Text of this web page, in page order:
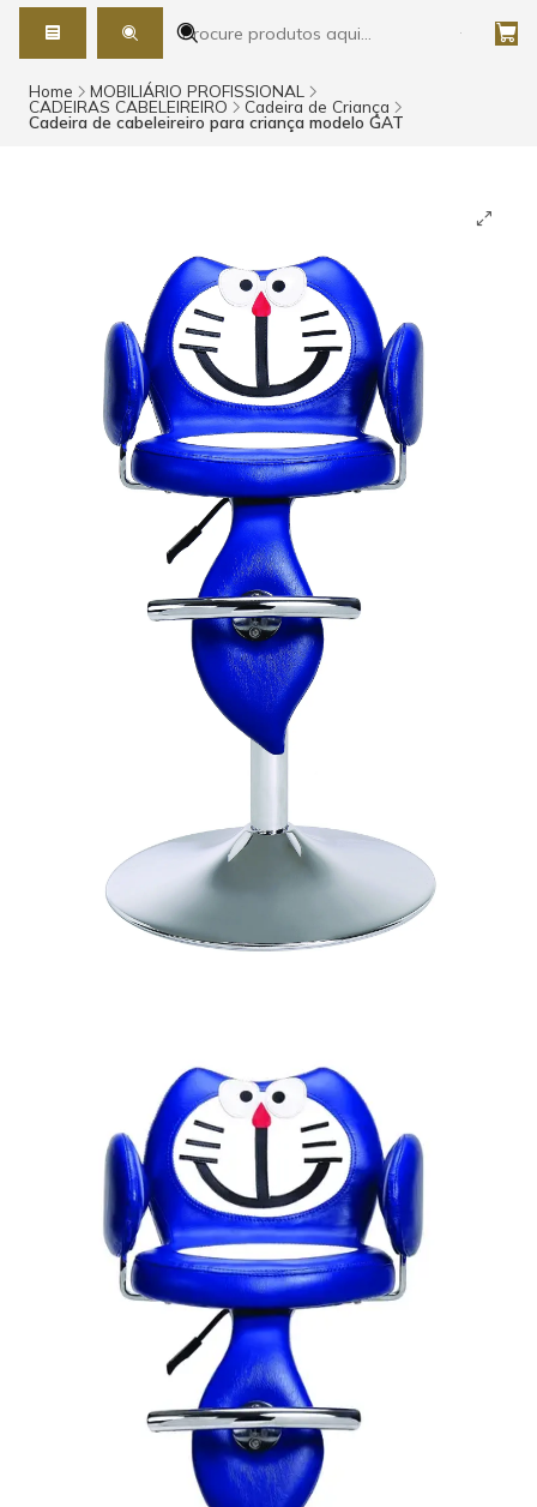
Home MOBILIÁRIO PROFISSIONAL
CADEIRAS CABELEIREIRO Cadeira de Criança
Cadeira de cabeleireiro para criança modelo GAT